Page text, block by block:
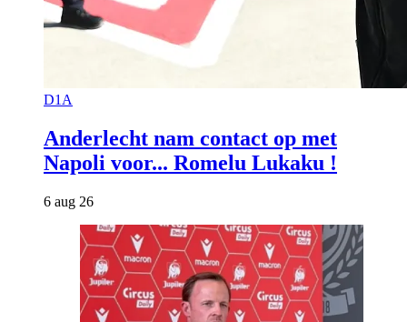
D1A
Anderlecht nam contact op met
Napoli voor... Romelu Lukaku !
6 aug 26